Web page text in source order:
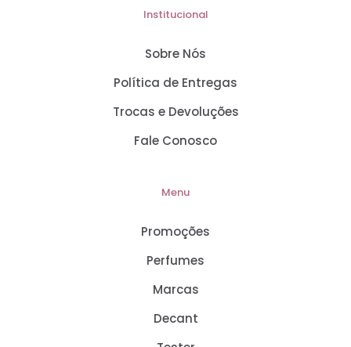
Institucional
Sobre Nós
Política de Entregas
Trocas e Devoluções
Fale Conosco
Menu
Promoções
Perfumes
Marcas
Decant